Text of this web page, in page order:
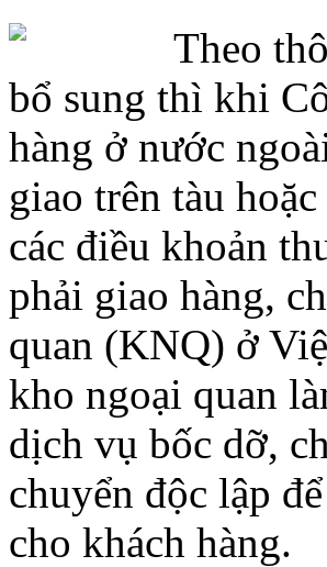
Theo
bổ sung thì khi
hàng ở nước
giao trên tàu
các điều khoản
phải giao hàng,
quan (KNQ) ở
kho ngoại quan
dịch vụ bốc dỡ,
chuyển độc lập
cho khách hàng.